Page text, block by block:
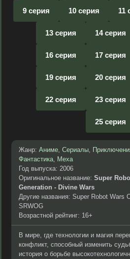
9 серия 10 серия 11
13 серия 14 серия
16 серия 17 серия
19 серия 20 серия
22 серия 23 серия
25 серия
Жанр: Аниме, Сериалы,
Фантастика, Меха
Год выпуска: 2006
Оригинальное название: Super
Generation - Divine Wars
Другие названия: Super Robot Wars
SRWOG
Возрастной рейтинг: 16+
В мире, где технологии и магия
конфликт, способный изменить
история о борьбе